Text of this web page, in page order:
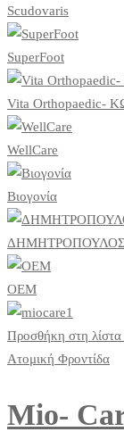
Scudovaris
SuperFoot
Vita Orthopaedic-
WellCare
Βιογονία
ΟΕΜ
Προσθήκη στη λίστα
Ατομική Φροντίδα
Mio-